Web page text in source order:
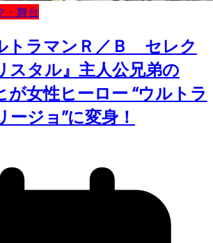
・舞台
トラマンＲ／Ｂ セレク
スタル』主人公兄弟の
が女性ヒーロー “ウルトラ
ジョ”に変身！